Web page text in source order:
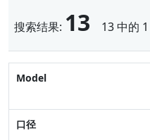
搜索结果: 13 13 中的
Model
口径
适用流体